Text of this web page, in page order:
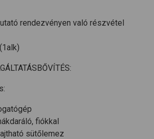
rendezvényen való részvétel
fiókkal
sütőlemez